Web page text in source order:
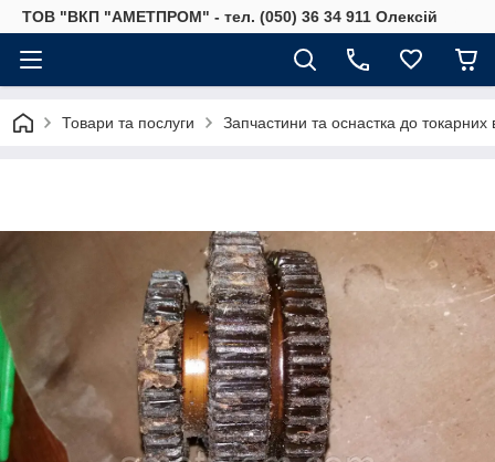
ТОВ "ВКП "АМЕТПРОМ" - тел. (050) 36 34 911 Олексій
Товари та послуги Запчастини та оснастка до токарних